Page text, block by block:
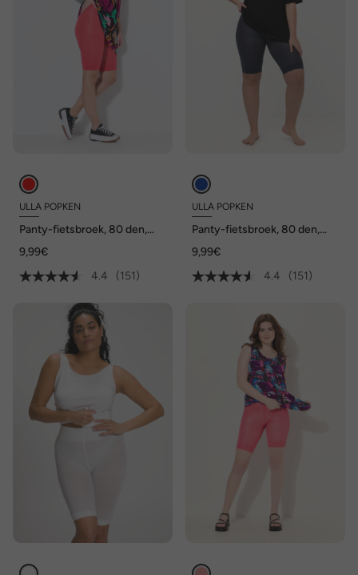
ULLA POPKEN
Panty-fietsbroek, 80 den,
knielang
9,99€
4.4
(151)
ULLA POPKEN
Panty-fietsbroek, 80 den,
knielang
9,99€
4.4
(151)